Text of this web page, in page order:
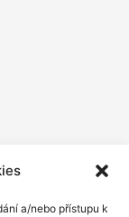
a/nebo přístupu k